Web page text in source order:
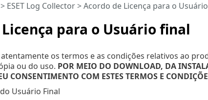
para o Usuário final
ESET Log Collector>Acordo de Licença para o
atentamente os termos e as condições relativos ao
ou do uso. POR MEIO DO DOWNLOAD, DA
CONSENTIMENTO COM ESTES TERMOS E
Usuário Final